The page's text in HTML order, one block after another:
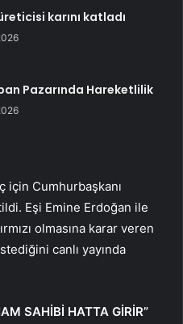
karını katladı
Pazarında Hareketlilik
için Cumhurbaşkanı
Eşi Emine Erdoğan ile
olmasına karar veren
canlı yayında
SAHİBİ HATTA GİRİR”